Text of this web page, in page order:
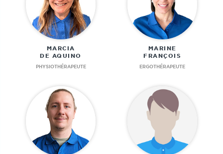
MARCIA
DE AQUINO
PHYSIOTHÉRAPEUTE
MARINE
FRANÇOIS
ERGOTHÉRAPEUTE